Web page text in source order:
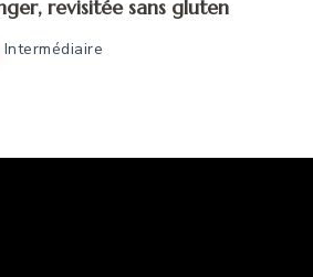
revisitée sans gluten
Intermédiaire